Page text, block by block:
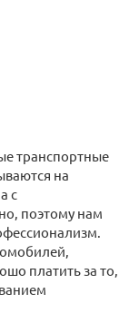
транспортные
на
с
поэтому нам
платить за то,